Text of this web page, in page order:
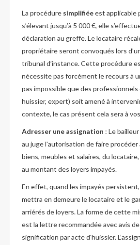
La procédure simplifiéeest applicable
s’élevant jusqu’à 5 000 €, elle
déclaration au greffe. Le locataire
propriétaire seront convoqués lors
tribunal d’instance. Cette procédure
nécessite pas forcément le recours à
pas impossible que des
huissier, expert) soit amené à
contexte, le cas présent cela sera à
Adresser une assignation : Le
au juge l'autorisation de faire procéder
biens, meubles et salaires, du
au montant des loyers impayés.
En effet, quand les impayés
mettra en demeure le locataire et le
arriérés de loyers. La forme de cette
est la lettre recommandée avec avis
signification par acte d'huissier.